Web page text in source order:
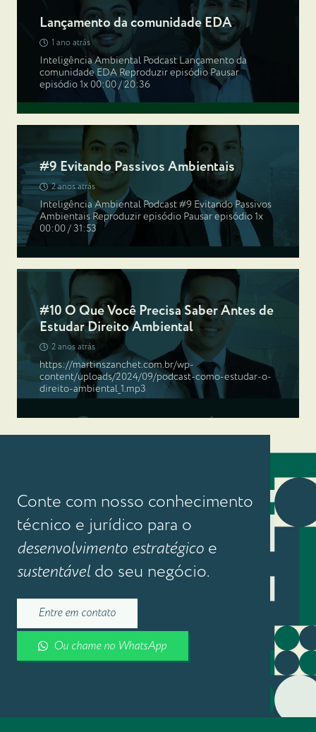
Lançamento da comunidade EDA
1 ano atrás
Inteligência Ambiental Podcast Lançamento da
comunidade EDA Reproduzir episódio Pausar
episódio 1x 00:00 / 20:36
#9 Evitando Passivos Ambientais
2 anos atrás
Inteligência Ambiental Podcast #9 Evitando Passivos
Ambientais Reproduzir episódio Pausar episódio 1x
00:00 / 31:53
#10 O Que Você Precisa Saber Antes de
Estudar Direito Ambiental
2 anos atrás
https://martinszanchet.com.br/wp-
content/uploads/2024/09/podcast-como-estudar-o-
direito-ambiental_1.mp3
Conte com nosso conhecimento
técnico e jurídico para o
desenvolvimento estratégico e
sustentável do seu negócio.
Entre em contato
Ou chame no WhatsApp